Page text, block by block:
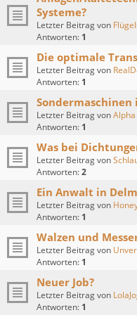
Systeme?
Letzter Beitrag von
Antworten: 1
Die optimale
Letzter Beitrag von
Antworten: 1
Letzter Beitrag vonAlpha
Antworten: 1
Was bei
Letzter Beitrag von
Antworten:2
Ein Anwalt in
Letzter Beitrag von
Antworten: 1
Walzen und
Letzter Beitrag von
Antworten: 1
Neuer Job?
Letzter Beitrag von
Antworten: 1